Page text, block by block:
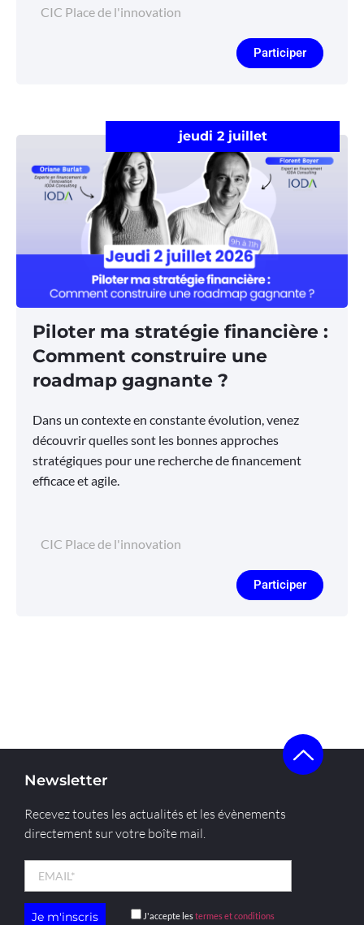
CIC Place de l'innovation
Participer
jeudi 2 juillet
Piloter ma stratégie financière :
Comment construire une
roadmap gagnante ?
Dans un contexte en constante évolution, venez
découvrir quelles sont les bonnes approches
stratégiques pour une recherche de financement
efficace et agile.
CIC Place de l'innovation
Participer
Newsletter
Recevez toutes les actualités et les évènements
directement sur votre boîte mail.
J'accepte lestermes et conditions